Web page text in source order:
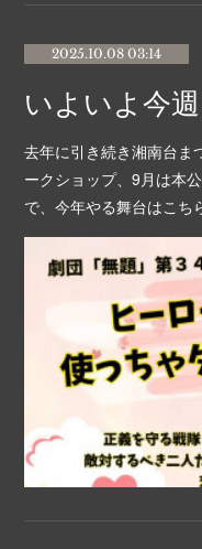
2025.10.08 03:14
いよいよ今
去年に引き続き湘南台ま
ークショップ、9月は本
で、今年やる舞台はこ